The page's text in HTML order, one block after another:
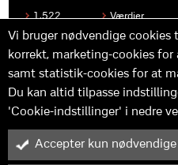
1.522
Produkter
Kontakt
os
Værdier
Historen
bag
MBDK
Hvad gør
os unikke
y™ er driftet af MBDK ApS
Vi bruger nødvendige cookies
korrekt, marketing-cookies
samt statistik-cookies for at
Du kan altid tilpasse
'Cookie-indstillinger' i nedre
Accepter kun